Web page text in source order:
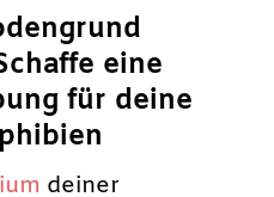
eine
für deine
deiner